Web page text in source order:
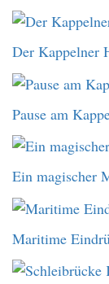
Der Kappelner
Pause am
Ein magischer
Maritime